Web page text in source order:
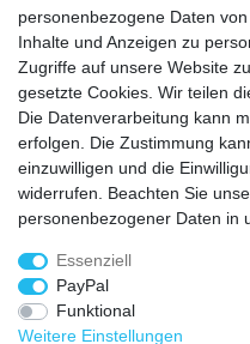
personenbezogene Daten
Inhalte und Anzeigen zu
Zugriffe auf unsere Website
gesetzte Cookies. Wir teilen
Die Datenverarbeitung kann
erfolgen. Die Zustimmung
einzuwilligen und die
widerrufen. Beachten Sie
personenbezogener Daten in
Essenziell
PayPal
Funktional
Weitere Einstellungen